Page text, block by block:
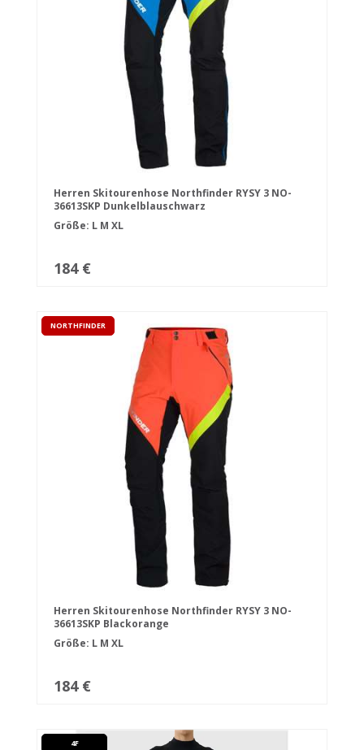
Herren Skitourenhose Northfinder RYSY 3 NO-
36613SKP Dunkelblauschwarz
Größe: L M XL
184 €
NORTHFINDER
Herren Skitourenhose Northfinder RYSY 3 NO-
36613SKP Blackorange
Größe: L M XL
184 €
4F